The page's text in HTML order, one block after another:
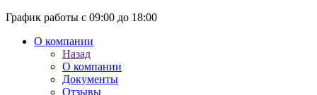
График работы с 09:00 до 18:00
О компании
Назад
О компании
Документы
Отзывы